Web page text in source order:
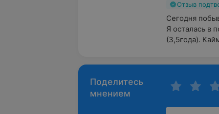
Отзыв
Сегодня
Я осталась в
(3,5года).
Поделитесь
мнением